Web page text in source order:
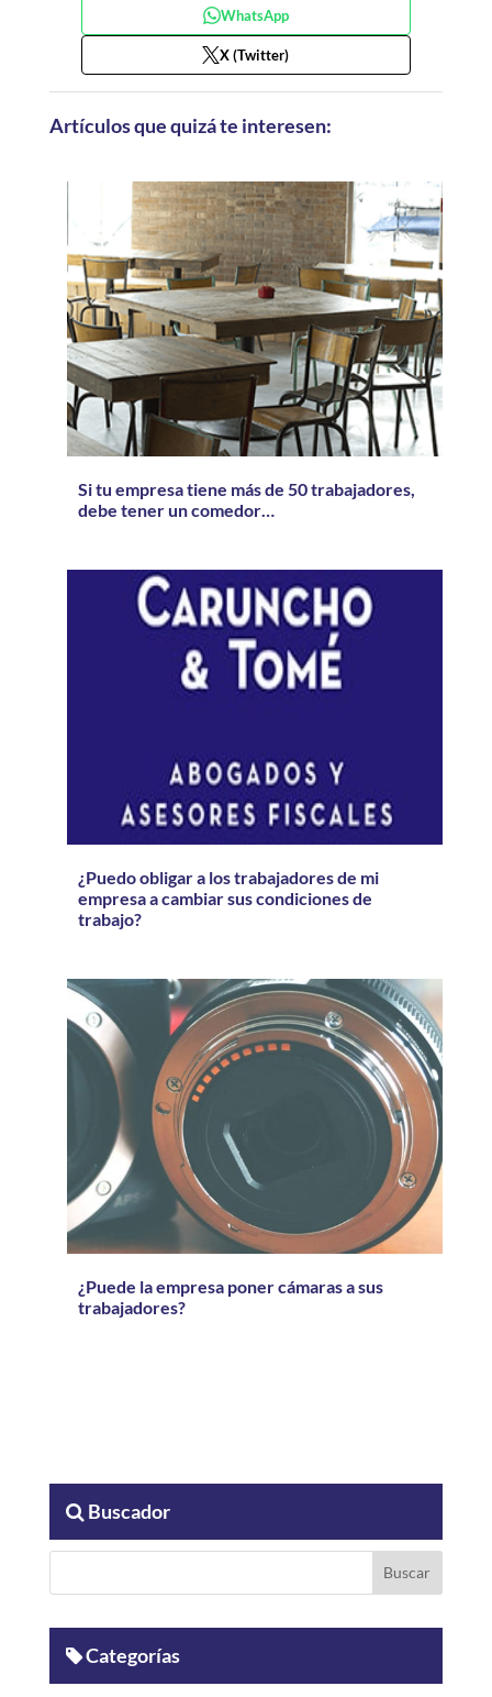
WhatsApp
X (Twitter)
Artículos que quizá te interesen:
Si tu empresa tiene más de 50 trabajadores,
debe tener un comedor…
¿Puedo obligar a los trabajadores de mi
empresa a cambiar sus condiciones de
trabajo?
¿Puede la empresa poner cámaras a sus
trabajadores?
Buscador
Categorías